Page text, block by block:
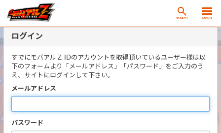
SEARCH MENU
ログイン
すでにモバアルＺ IDのアカウントを取得頂いているユーザー様は以
下のフォームより「メールアドレス」「パスワード」をご入力のう
え、サイトにログインして下さい。
メールアドレス
パスワード